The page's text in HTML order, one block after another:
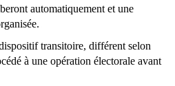
automatiquement et une
transitoire, différent selon
à une opération électorale avant